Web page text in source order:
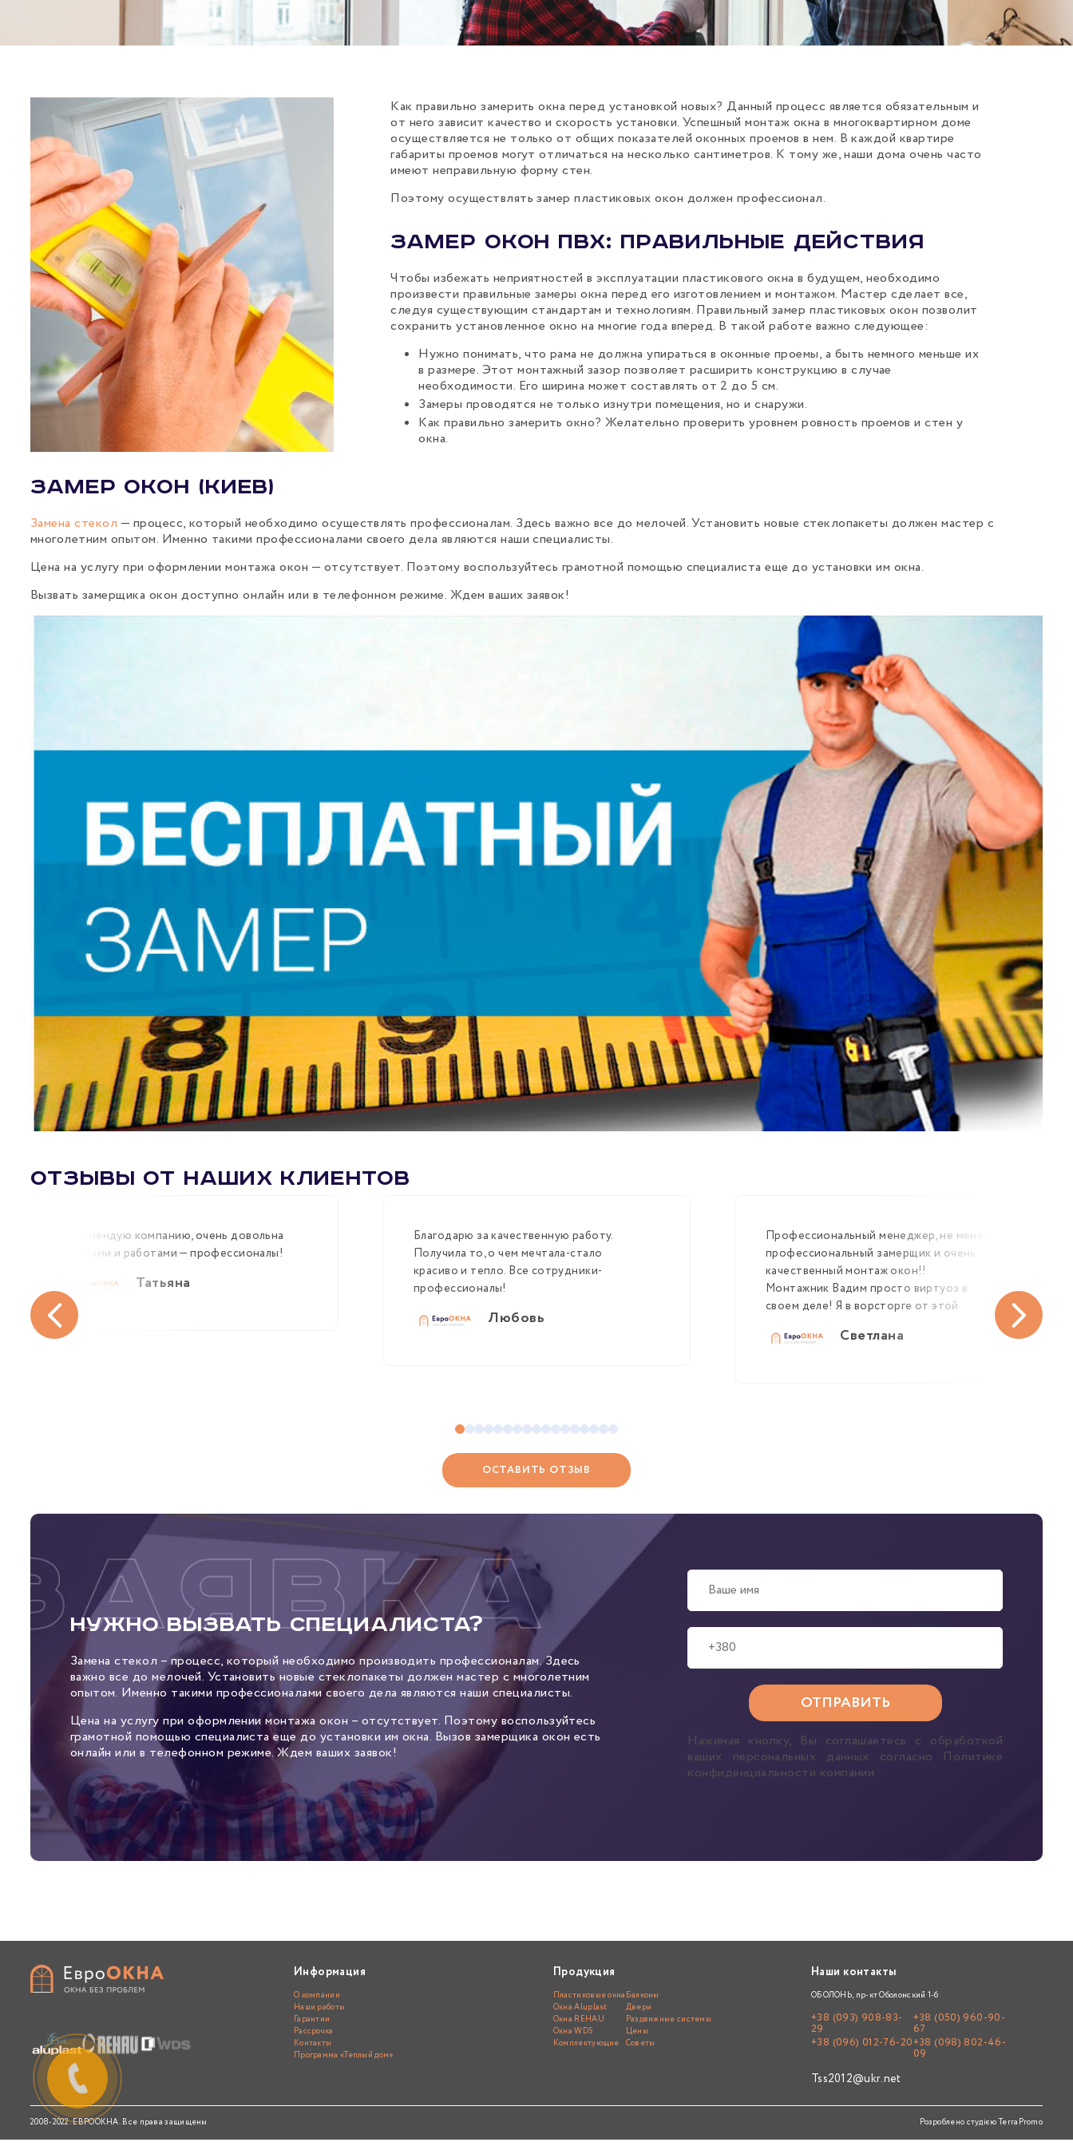
Как правильно замерить окна перед установкой новых? Данный процесс является обязательным и
от него зависит качество и скорость установки. Успешный монтаж окна в многоквартирном доме
осуществляется не только от общих показателей оконных проемов в нем. В каждой квартире
габариты проемов могут отличаться на несколько сантиметров. К тому же, наши дома очень часто
имеют неправильную форму стен.
Поэтому осуществлять замер пластиковых окон должен профессионал.
Замер окон ПВХ: правильные действия
Чтобы избежать неприятностей в эксплуатации пластикового окна в будущем, необходимо
произвести правильные замеры окна перед его изготовлением и монтажом. Мастер сделает все,
следуя существующим стандартам и технологиям. Правильный замер пластиковых окон позволит
сохранить установленное окно на многие года вперед. В такой работе важно следующее:
Нужно понимать, что рама не должна упираться в оконные проемы, а быть немного меньше их
в размере. Этот монтажный зазор позволяет расширить конструкцию в случае
необходимости. Его ширина может составлять от 2 до 5 см.
Замеры проводятся не только изнутри помещения, но и снаружи.
Как правильно замерить окно? Желательно проверить уровнем ровность проемов и стен у
окна.
Замер окон (Киев)
Замена стекол — процесс, который необходимо осуществлять профессионалам. Здесь важно все до мелочей. Установить новые стеклопакеты должен мастер с
многолетним опытом. Именно такими профессионалами своего дела являются наши специалисты.
Цена на услугу при оформлении монтажа окон — отсутствует. Поэтому воспользуйтесь грамотной помощью специалиста еще до установки им окна.
Вызвать замерщика окон доступно онлайн или в телефонном режиме. Ждем ваших заявок!
Отзывы от наших клиентов
Рекомендую компанию, очень довольна
и окнами и работами — профессионалы!
Татьяна
Благодарю за качественную работу.
Получила то, о чем мечтала-стало
красиво и тепло. Все сотрудники-
профессионалы!
Любовь
Профессиональный менеджер, не менее
профессиональный замерщик и очень
качественный монтаж окон!!
Монтажник Вадим просто виртуоз в
своем деле! Я в ворсторге от этой
Светлана
ОСТАВИТЬ ОТЗЫВ
Нужно вызвать специалиста?
Замена стекол – процесс, который необходимо производить профессионалам. Здесь
важно все до мелочей. Установить новые стеклопакеты должен мастер с многолетним
опытом. Именно такими профессионалами своего дела являются наши специалисты.
Цена на услугу при оформлении монтажа окон – отсутствует. Поэтому воспользуйтесь
грамотной помощью специалиста еще до установки им окна. Вызов замерщика окон есть
онлайн или в телефонном режиме. Ждем ваших заявок!
Нажимая кнопку, Вы соглашаетесь с обработкой
ваших персональных данных согласно Политике
конфиденциальности компании
Информация
О компании
Наши работы
Гарантии
Рассрочка
Контакты
Программа «Теплый дом»
Продукция
Пластиковые окна
Окна Aluplast
Окна REHAU
Окна WDS
Комплектующие
Балконы
Двери
Раздвижные системы
Цены
Советы
Наши контакты
ОБОЛОНЬ, пр-кт Оболонский 1-б
+38 (093) 908-83-
29
+38 (050) 960-90-
67
+38 (096) 012-76-20+38 (098) 802-46-
09
Tss2012@ukr.net
2008-2022. ЕВРООКНА. Все права защищены Розроблено студієюTerraPromo